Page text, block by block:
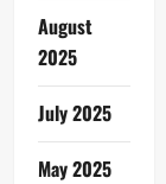
August
2025
July 2025
May 2025